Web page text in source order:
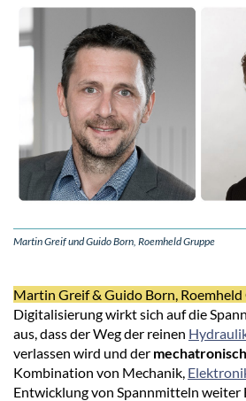
Martin Greif und Guido Born, Roemheld Gruppe
Martin Greif & Guido Born, Roemheld
Digitalisierung wirkt sich auf die
aus, dass der Weg der reinen
verlassen wird und der
Kombination von Mechanik,
Entwicklung von Spannmitteln weiter